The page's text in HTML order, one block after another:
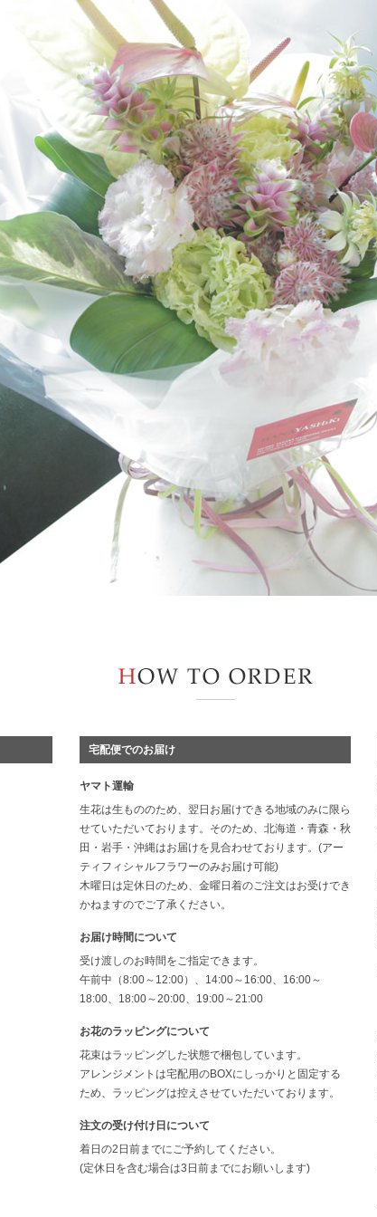
宅配便でのお届け
ヤマト運輸
生花は生もののため、翌日お届けできる地域のみに限ら
せていただいております。そのため、北海道・青森・秋
田・岩手・沖縄はお届けを見合わせております。(アー
ティフィシャルフラワーのみお届け可能)
木曜日は定休日のため、金曜日着のご注文はお受けでき
かねますのでご了承ください。
お届け時間について
受け渡しのお時間をご指定できます。
午前中（8:00～12:00）、14:00～16:00、16:00～
18:00、18:00～20:00、19:00～21:00
お花のラッピングについて
花束はラッピングした状態で梱包しています。
アレンジメントは宅配用のBOXにしっかりと固定する
ため、ラッピングは控えさせていただいております。
注文の受け付け日について
着日の2日前までにご予約してください。
(定休日を含む場合は3日前までにお願いします)